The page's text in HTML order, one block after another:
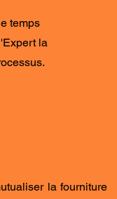
temps
la
la fourniture